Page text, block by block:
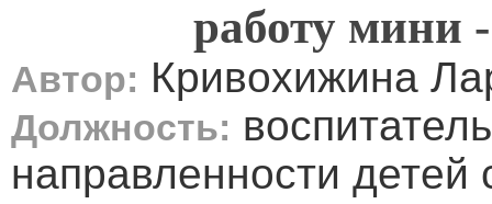
работу мини
Автор: Кривохижина
Должность:
направленности детей